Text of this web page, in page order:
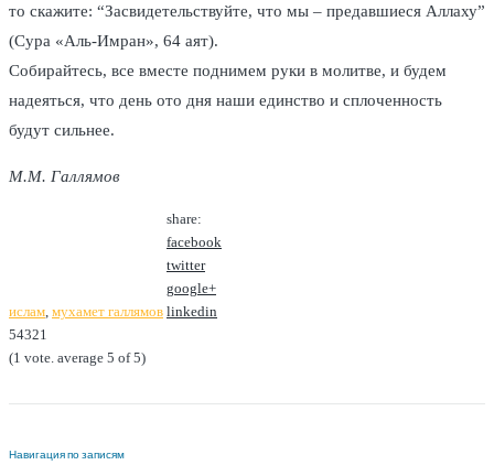
то скажите: “Засвидетельствуйте, что мы – предавшиеся Аллаху”
(Сура «Аль-Имран», 64 аят).
Собирайтесь, все вместе поднимем руки в молитве, и будем
надеяться, что день ото дня наши единство и сплоченность
будут сильнее.
М.М. Галлямов
ислам, мухамет галлямов
share:
facebook
twitter
google+
linkedin
54321
(1 vote. average 5 of 5)
Навигация по записям